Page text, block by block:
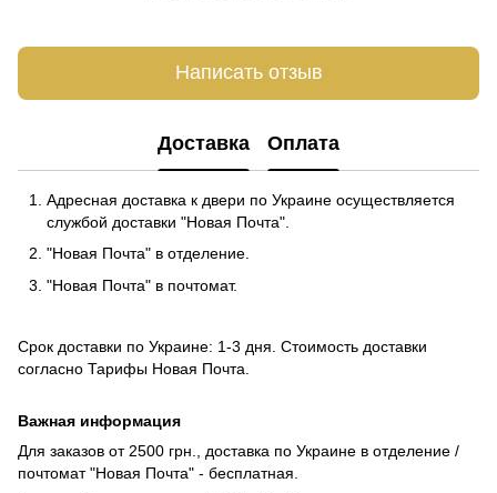
Написать отзыв
Доставка Оплата
Адресная доставка к двери по Украине осуществляется
службой доставки "Новая Почта".
"Новая Почта" в отделение.
"Новая Почта" в почтомат.
Срок доставки по Украине: 1-3 дня. Стоимость доставки
согласно Тарифы Новая Почта
Важная информация
Для заказов от 2500 грн., доставка по Украине в отделение /
почтомат "Новая Почта" - бесплатная.